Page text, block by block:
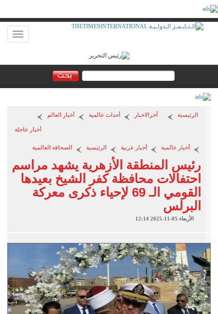
Toggle
الرئيسية آخرالاخبار أحداث عالمية أخبار العالم
أخبار عاجلة
أخبار عالمية أخبار عربية الرئيسية الصحافة العالمية
رئيس المنطقة الأزهرية يشهد مراسم
احتفالات محافظة كفر الشيخ بعيدها
القومي الـ 69 لإحياء ذكرى معركة
البرلس
الأربعاء 05-11-2025 12:14